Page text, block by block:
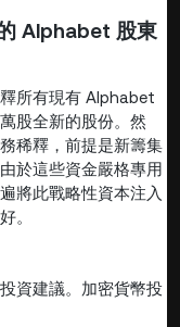
Alphabet 股東
所有現有 Alphabet
股全新的股份。然
稀釋，前提是新籌集
於這些資金嚴格專用
將此戰略性資本注入
。
資建議。加密貨幣投